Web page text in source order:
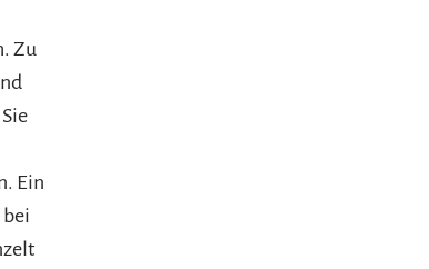
Zu
Ein
bei